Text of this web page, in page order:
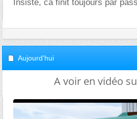
Insiste, ca finit toujours par
Aujourd'hui
A voir en vidéo